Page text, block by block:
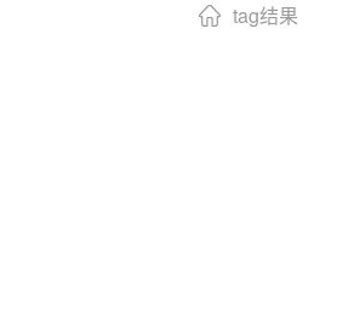
tag结果